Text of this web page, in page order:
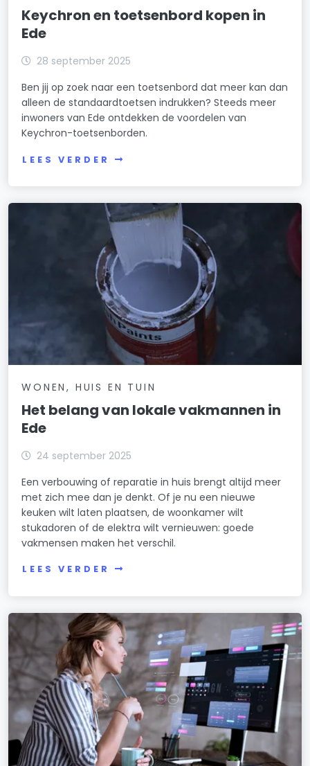
Keychron en toetsenbord kopen in
Ede
28 september 2025
Ben jij op zoek naar een toetsenbord dat meer kan dan
alleen de standaardtoetsen indrukken? Steeds meer
inwoners van Ede ontdekken de voordelen van
Keychron-toetsenborden.
LEES VERDER
WONEN, HUIS EN TUIN
Het belang van lokale vakmannen in
Ede
24 september 2025
Een verbouwing of reparatie in huis brengt altijd meer
met zich mee dan je denkt. Of je nu een nieuwe
keuken wilt laten plaatsen, de woonkamer wilt
stukadoren of de elektra wilt vernieuwen: goede
vakmensen maken het verschil.
LEES VERDER